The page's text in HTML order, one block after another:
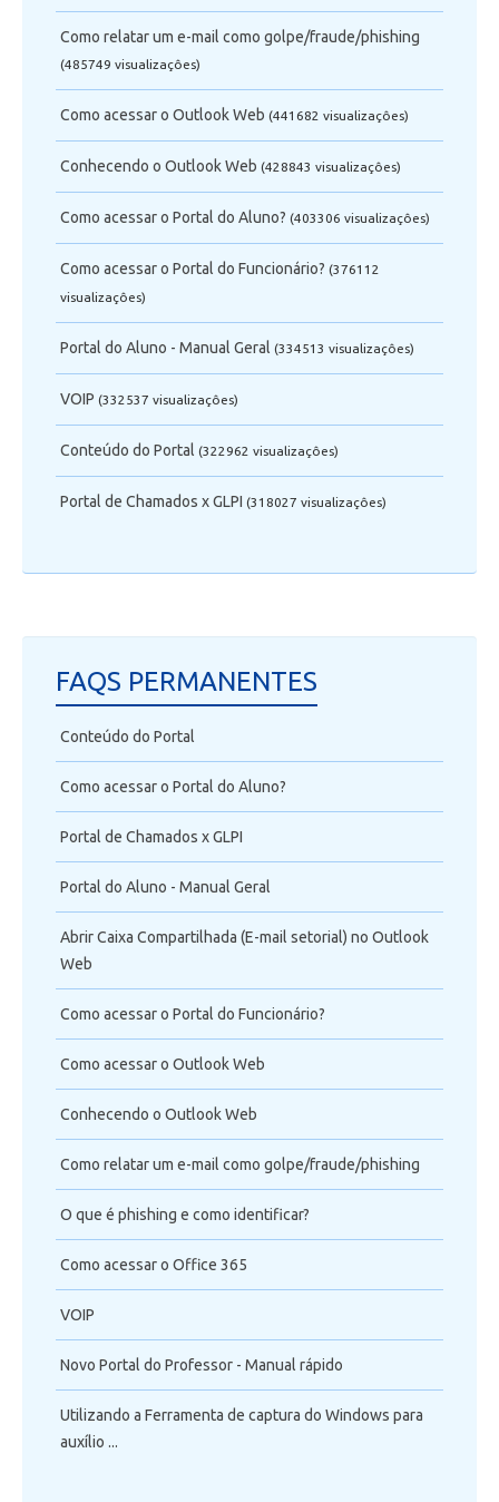
Como relatar um e-mail como golpe/fraude/phishing
(485749 visualizaçôes)
Como acessar o Outlook Web (441682 visualizaçôes)
Conhecendo o Outlook Web (428843 visualizaçôes)
Como acessar o Portal do Aluno? (403306 visualizaçôes)
Como acessar o Portal do Funcionário? (376112
visualizaçôes)
Portal do Aluno - Manual Geral (334513 visualizaçôes)
VOIP (332537 visualizaçôes)
Conteúdo do Portal (322962 visualizaçôes)
Portal de Chamados x GLPI (318027 visualizaçôes)
FAQS PERMANENTES
Conteúdo do Portal
Como acessar o Portal do Aluno?
Portal de Chamados x GLPI
Portal do Aluno - Manual Geral
Abrir Caixa Compartilhada (E-mail setorial) no Outlook
Web
Como acessar o Portal do Funcionário?
Como acessar o Outlook Web
Conhecendo o Outlook Web
Como relatar um e-mail como golpe/fraude/phishing
O que é phishing e como identificar?
Como acessar o Office 365
VOIP
Novo Portal do Professor - Manual rápido
Utilizando a Ferramenta de captura do Windows para
auxílio ...